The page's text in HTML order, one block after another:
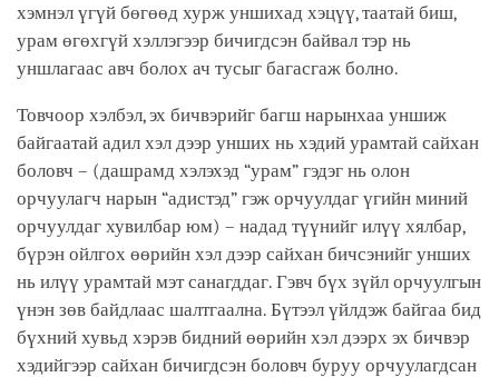
хэмнэл үгүй бөгөөд хурж уншихад хэцүү, таатай биш,
урам өгөхгүй хэллэгээр бичигдсэн байвал тэр нь
уншлагаас авч болох ач тусыг багасгаж болно.
Товчоор хэлбэл, эх бичвэрийг багш нарынхаа уншиж
байгаатай адил хэл дээр унших нь хэдий урамтай сайхан
боловч – (дашрамд хэлэхэд “урам” гэдэг нь олон
орчуулагч нарын “адистэд” гэж орчуулдаг үгийн миний
орчуулдаг хувилбар юм) – надад түүнийг илүү хялбар,
бүрэн ойлгох өөрийн хэл дээр сайхан бичсэнийг унших
нь илүү урамтай мэт санагддаг. Гэвч бүх зүйл орчуулгын
үнэн зөв байдлаас шалтгаална. Бүтээл үйлдэж байгаа бид
бүхний хувьд хэрэв бидний өөрийн хэл дээрх эх бичвэр
хэдийгээр сайхан бичигдсэн боловч буруу орчуулагдсан